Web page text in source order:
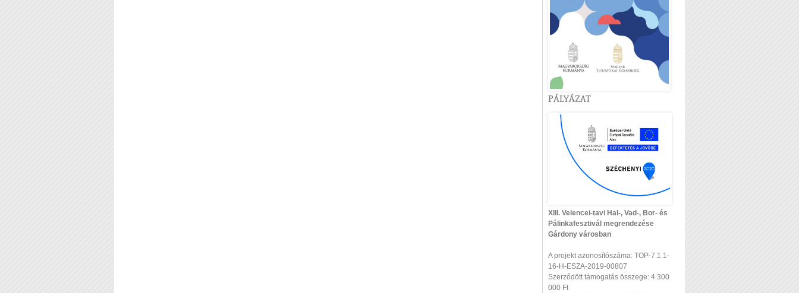
PÁLYÁZAT
XIII. Velencei-tavi Hal-, Vad-, Bor- és
Pálinkafesztivál megrendezése
Gárdony városban
A projekt azonosítószáma: TOP-7.1.1-
16-H-ESZA-2019-00807
Szerződött támogatás összege: 4 300
000 Ft